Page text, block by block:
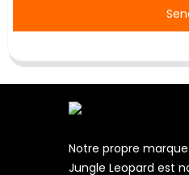
Notre propre marque
Jungle Leopard est